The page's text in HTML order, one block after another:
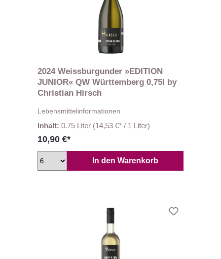
2024 Weissburgunder »EDITION
JUNIOR« QW Württemberg 0,75l by
Christian Hirsch
Lebensmittelinformationen
Inhalt: 0.75 Liter (14,53 €* / 1 Liter)
10,90 €*
In den Warenkorb